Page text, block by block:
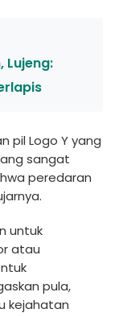
Lujeng:
pil Logo Y yang
sangat
peredaran
untuk
atau
pula,
kejahatan